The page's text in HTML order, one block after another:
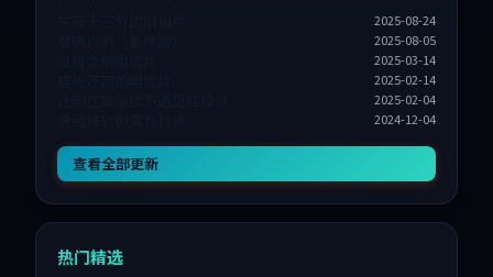
2025-08-24
2025-08-05
2025-03-14
2025-02-14
2025-02-04
2024-12-04
查看全部更新
热门精选